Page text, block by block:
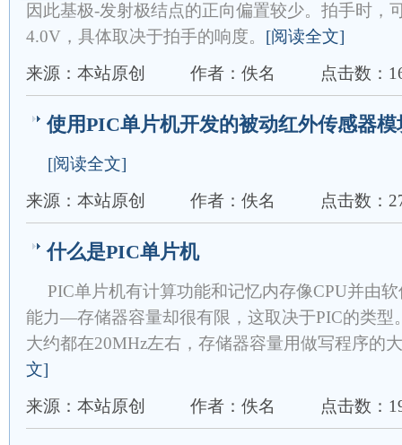
因此基极-发射极结点的正向偏置较少。拍手时，
4.0V，具体取决于拍手的响度。 [阅读全文]
来源：本站原创
作者：佚名 点击数：
使用PIC单片机开发的被动红外传感器
[阅读全文]
来源：本站原创
作者：佚名 点击数：
什么是PIC单片机
PIC单片机有计算功能和记忆内存像CPU并由
能力—存储器容量却很有限，这取决于PIC的类型
大约都在20MHz左右，存储器容量用做写程序的
文]
来源：本站原创
作者：佚名 点击数：